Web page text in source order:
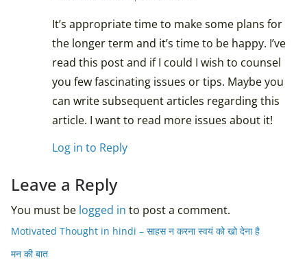
It’s appropriate time to make some plans for
the longer term and it’s time to be happy. I’ve
read this post and if I could I wish to counsel
you few fascinating issues or tips. Maybe you
can write subsequent articles regarding this
article. I want to read more issues about it!
Log in to Reply
Leave a Reply
You must be logged in to post a comment.
Motivated Thought in hindi – साहस न करना स्वयं को खो देना है
मन की बात